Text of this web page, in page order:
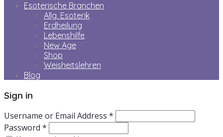
Esoterische Branchen
Allg. Esoterik
Erdheilung
Lebenshilfe
New Age
Shop
Weisheitslehren
Blog
Sign in
Username or Email Address *
Password *